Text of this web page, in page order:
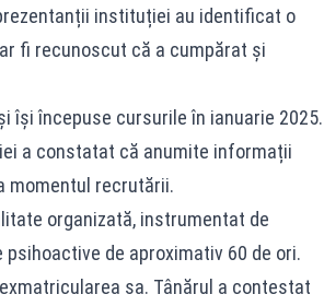
instituției au identificat o
fi recunoscut că a cumpărat și
își începuse cursurile în ianuarie 2025.
a constatat că anumite informații
momentul recrutării.
organizată, instrumentat de
de aproximativ 60 de ori.
sa. Tânărul a contestat